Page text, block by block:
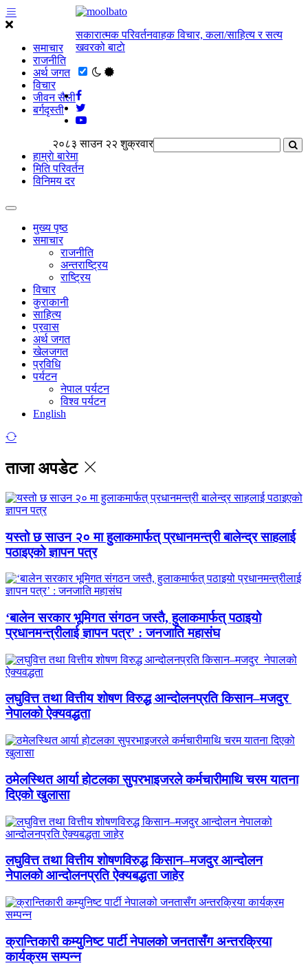
समाचार
राजनीति
अर्थ जगत
विचार
जीवन सैली
बर्गदृस्ती
सकारात्मक परिवर्तनवाहक विचार, कला/साहित्य र सत्य
खवरको बाटाे
२०८३ साउन २२ शुक्रवार
हाम्राे बारेमा
मिति परिवर्तन
विनिमय दर
मुख्य पृष्ठ
समाचार
राजनीति
अन्तराष्ट्रिय
राष्ट्रिय
विचार
कुराकानी
साहित्य
प्रवास
अर्थ जगत
खेलजगत
प्रविधि
पर्यटन
नेपाल पर्यटन
विश्व पर्यटन
English
ताजा अपडेट
यस्तो छ साउन २० मा हुलाकमार्फत् प्रधानमन्त्री बालेन्द्र साहलाई
पठाइएको ज्ञापन पत्र
‘बालेन सरकार भूमिगत संगठन जस्तै, हुलाकमार्फत् पठाइयो
प्रधानमन्त्रीलाई ज्ञापन पत्र’ : जनजाति महासंघ
लघुवित्त तथा वित्तीय शोषण विरुद्ध आन्दोलनप्रति किसान–मजदुर
नेपालको ऐक्यवद्धता
ठमेलस्थित आर्या होटलका सुपरभाइजरले कर्मचारीमाथि चरम यातना
दिएको खुलासा
लघुवित्त तथा वित्तीय शोषणविरुद्ध किसान–मजदुर आन्दोलन
नेपालको आन्दोलनप्रति ऐक्यबद्धता जाहेर
क्रान्तिकारी कम्युनिष्ट पार्टी नेपालको जनतासँग अन्तरक्रिया
कार्यक्रम सम्पन्न